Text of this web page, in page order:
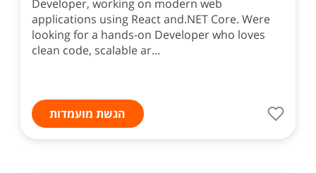
Developer, working on modern web
applications using React and.NET Core. Were
looking for a hands-on Developer who loves
clean code, scalable ar...
הגשת מועמדות